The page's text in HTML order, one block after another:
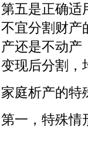
第五是正确适
不宜分割财产
产还是不动产
变现后分割，
家庭析产的特
第一，特殊情